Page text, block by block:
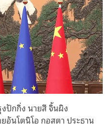
ปักกิ่ง นายสี จิ้นผิง
นโตนิโอ กอสตา ประธาน